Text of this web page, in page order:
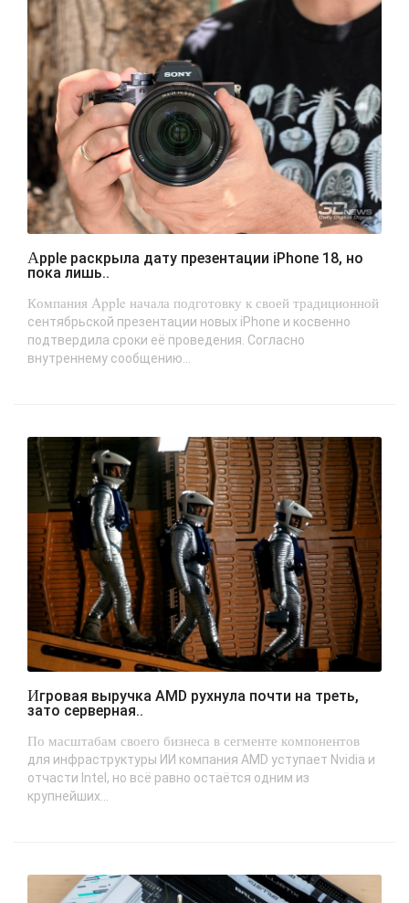
Apple раскрыла дату презентации iPhone 18, но
пока лишь..
Компания Apple начала подготовку к своей традиционной
сентябрьской презентации новых iPhone и косвенно
подтвердила сроки её проведения. Согласно
внутреннему сообщению...
Игровая выручка AMD рухнула почти на треть,
зато серверная..
По масштабам своего бизнеса в сегменте компонентов
для инфраструктуры ИИ компания AMD уступает Nvidia и
отчасти Intel, но всё равно остаётся одним из
крупнейших...